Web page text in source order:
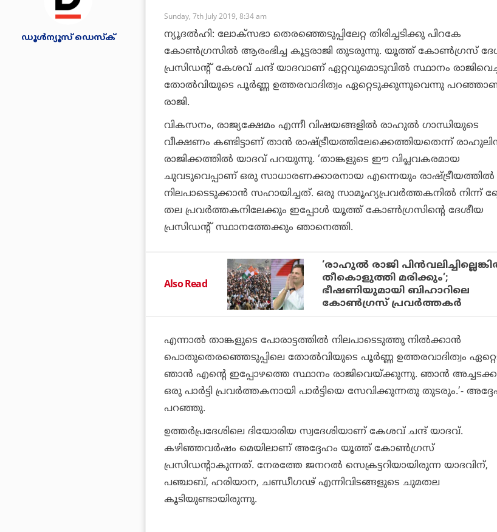
ഡൂള്‍ന്യൂസ് ഡെസ്‌ക്
Sunday, 7th July 2019, 8:34 am
ന്യൂദല്‍ഹി: ലോക്‌സഭാ തെരഞ്ഞെടുപ്പിലേറ്റ തിരിച്ചടിക്കു പിറകേ
കോണ്‍ഗ്രസില്‍ ആരംഭിച്ച കൂട്ടരാജി തുടരുന്നു. യൂത്ത് കോണ്‍ഗ്രസ്
പ്രസിഡന്റ് കേശവ് ചന്ദ് യാദവാണ് ഏറ്റവുമൊടുവില്‍ സ്ഥാനം
തോല്‍വിയുടെ പൂര്‍ണ്ണ ഉത്തരവാദിത്വം ഏറ്റെടുക്കുന്നുവെന്നു
രാജി.
വികസനം, രാജ്യക്ഷേമം എന്നീ വിഷയങ്ങളില്‍ രാഹുല്‍ ഗാന്ധിയുടെ
വീക്ഷണം കണ്ടിട്ടാണ് താന്‍ രാഷ്ട്രീയത്തിലേക്കെത്തിയതെന്ന്
രാജിക്കത്തില്‍ യാദവ് പറയുന്നു. ‘താങ്കളുടെ ഈ വിപ്ലവകരമായ
ചുവടുവെപ്പാണ് ഒരു സാധാരണക്കാരനായ എന്നെയും രാഷ്ട്രീയത്തില്‍
നിലപാടെടുക്കാന്‍ സഹായിച്ചത്. ഒരു സാമൂഹ്യപ്രവര്‍ത്തകനില്‍ നിന്ന്
തല പ്രവര്‍ത്തകനിലേക്കും ഇപ്പോള്‍ യൂത്ത് കോണ്‍ഗ്രസിന്റെ ദേശീയ
പ്രസിഡന്റ് സ്ഥാനത്തേക്കും ഞാനെത്തി.
Also Read
‘രാഹുല്‍ രാജി
തീകൊളുത്തി മരിക്കും’;
ഭീഷണിയുമായി ബിഹാറിലെ
കോണ്‍ഗ്രസ് പ്രവര്‍ത്തകര്‍
എന്നാല്‍ താങ്കളുടെ പോരാട്ടത്തില്‍ നിലപാടെടുത്തു നില്‍ക്കാന്‍
പൊതുതെരഞ്ഞെടുപ്പിലെ തോല്‍വിയുടെ പൂര്‍ണ്ണ ഉത്തരവാദിത്വം
ഞാന്‍ എന്റെ ഇപ്പോഴത്തെ സ്ഥാനം രാജിവെയ്ക്കുന്നു. ഞാന്‍
ഒരു പാര്‍ട്ടി പ്രവര്‍ത്തകനായി പാര്‍ട്ടിയെ സേവിക്കുന്നതു തുടരും.’-
പറഞ്ഞു.
ഉത്തര്‍പ്രദേശിലെ ദിയോരിയ സ്വദേശിയാണ് കേശവ് ചന്ദ് യാദവ്.
കഴിഞ്ഞവര്‍ഷം മെയിലാണ് അദ്ദേഹം യൂത്ത് കോണ്‍ഗ്രസ്
പ്രസിഡന്റാകുന്നത്. നേരത്തേ ജനറല്‍ സെക്രട്ടറിയായിരുന്ന യാദവിന്,
പഞ്ചാബ്, ഹരിയാന, ചണ്ഡീഗഢ് എന്നിവിടങ്ങളുടെ ചുമതല
കൂടിയുണ്ടായിരുന്നു.